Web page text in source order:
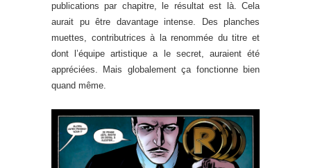
publications par chapitre, le résultat est là. Cela
aurait pu être davantage intense. Des planches
muettes, contributrices à la renommée du titre et
dont l’équipe artistique a le secret, auraient été
appréciées. Mais globalement ça fonctionne bien
quand même.